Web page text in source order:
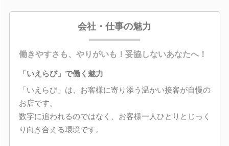
会社・仕事の魅力
働きやすさも、やりがいも！妥協しないあなたへ！
「いえらび」で働く魅力
「いえらび」は、お客様に寄り添う温かい接客が自慢の
お店です。
数字に追われるのではなく、お客様一人ひとりとじっく
り向き合える環境です。